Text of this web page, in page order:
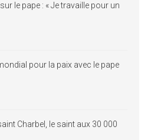
le pape : « Je travaille pour un
pour la paix avec le pape
Charbel, le saint aux 30 000